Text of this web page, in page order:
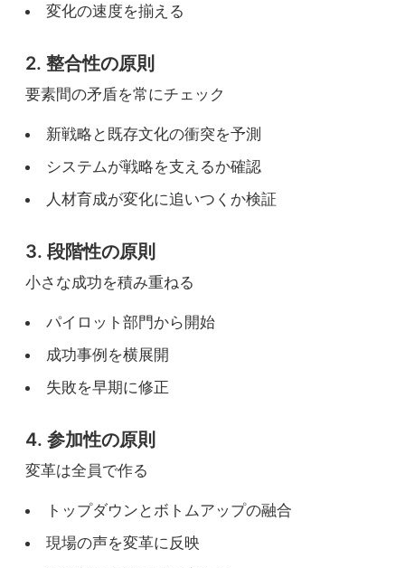
Shared Values（価値観）
新しい価値観を追加（革新性）
対話による相互理解促進中
浸透度：45%
✓ 時間をかけて浸透中
Style（スタイル）
リーダーシップスタイル
現場の声を重視
変化の速度を揃える
2. 整合性の原則
要素間の矛盾を常にチェック
新戦略と既存文化の衝突を予測
システムが戦略を支えるか確認
人材育成が変化に追いつくか検証
3. 段階性の原則
小さな成功を積み重ねる
パイロット部門から開始
成功事例を横展開
失敗を早期に修正
4. 参加性の原則
変革は全員で作る
トップダウンとボトムアップの融合
現場の声を変革に反映